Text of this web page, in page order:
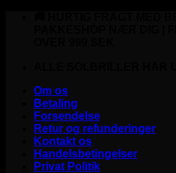
Om os
Betaling
Forsendelse
Retur og refunderinger
Kontakt os
Handelsbetingelser
Privat Politik